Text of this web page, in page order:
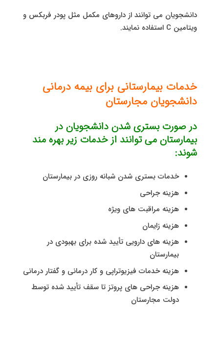
دانشجویان می توانند از داروهای مکمل مثل پودر فربکس و
ویتامین C استفاده نمایند.
خدمات بیمارستانی برای بیمه درمانی
دانشجویان مجارستان
در صورت بستری شدن دانشجویان در
بیمارستان می توانند از خدمات زیر بهره مند
شوند:
خدمات بستری شدن شبانه روزی در بیمارستان
هزینه جراحی
هزینه مراقبت های ویژه
هزینه زایمان
هزینه های دارویی تأیید شده برای بهبودی در
بیمارستان
هزینه خدمات فیزیوتراپی و کار درمانی و گفتار درمانی
هزینه جراحی های پروتز تا سقف تأیید شده توسط
دولت مجارستان